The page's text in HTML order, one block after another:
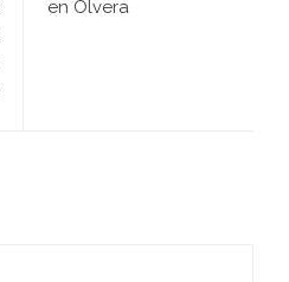
en Olvera